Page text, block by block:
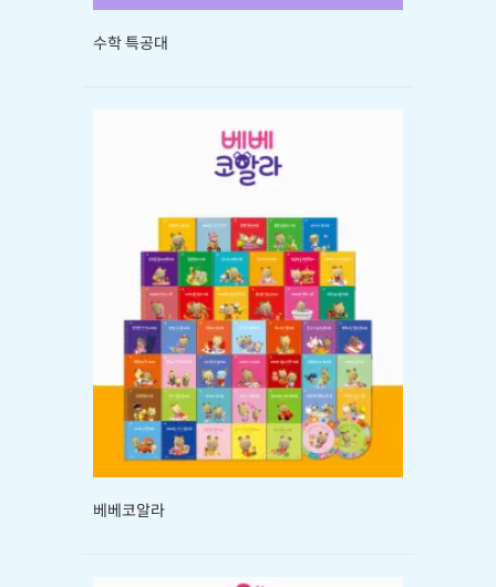
수학 특공대
베베코알라